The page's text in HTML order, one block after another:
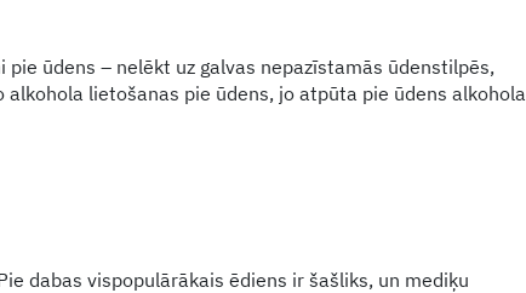
ūdens – nelēkt uz galvas nepazīstamās ūdenstilpēs,
lietošanas pie ūdens, jo atpūta pie ūdens alkohola
dabas vispopulārākais ēdiens ir šašliks, un mediķu